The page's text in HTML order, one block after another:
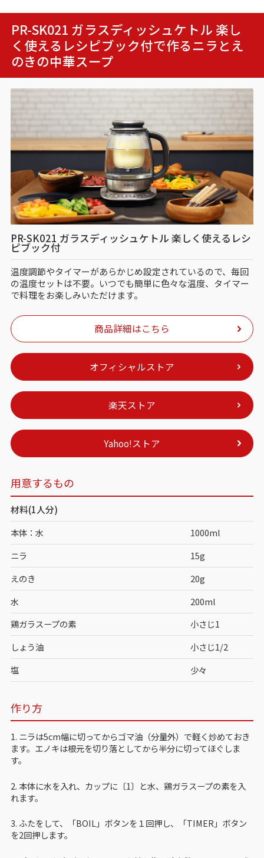
PR-SK021 ガラスディッシュケトル 楽し
く使えるレシピブック付で作るニラとえ
のきの中華スープ
PR-SK021 ガラスディッシュケトル 楽しく使えるレシ
ピブック付
温度調節やタイマーがあらかじめ設定されているので、毎回
の温度セットは不要。いつでも簡単に色々な温度、タイマー
で料理をお楽しみいただけます。
商品詳細はこちら
オフィシャルストア
楽天ストア
Yahoo!ストア
用意するもの
材料(1人分)
本体：水
1000ml
ニラ
15g
えのき
20g
水
200ml
鶏ガラスープの素
小さじ1
しょう油
小さじ1/2
塩
少々
作り方
1. ニラは5cm幅に切ってからゴマ油（分量外）で軽く炒めておき
ます。エノキは根元を切り落としてから半分に切ってほぐしま
す。
2. 本体に水を入れ、カップに〔1〕と水、鶏ガラスープの素を入
れます。
3. ふたをして、「BOIL」ボタンを１回押し、「TIMER」ボタン
を2回押します。